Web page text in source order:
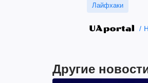
Лайфхаки
Другие